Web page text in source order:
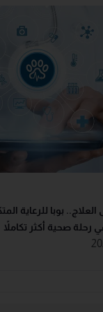
بوبا للرعاية